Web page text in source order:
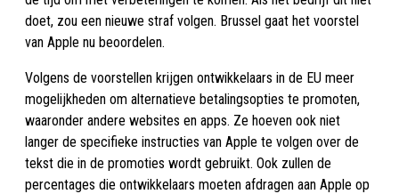
doet, zou een nieuwe straf volgen. Brussel gaat het voorstel
van Apple nu beoordelen.
Volgens de voorstellen krijgen ontwikkelaars in de EU meer
mogelijkheden om alternatieve betalingsopties te promoten,
waaronder andere websites en apps. Ze hoeven ook niet
langer de specifieke instructies van Apple te volgen over de
tekst die in de promoties wordt gebruikt. Ook zullen de
percentages die ontwikkelaars moeten afdragen aan Apple op